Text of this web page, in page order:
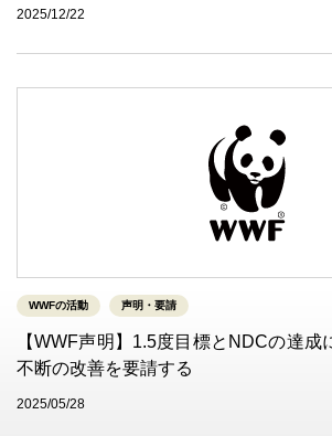
2025/12/22
WWFの活動 声明・要請
【WWF声明】1.5度目標とNDCの達成
不断の改善を要請する
2025/05/28